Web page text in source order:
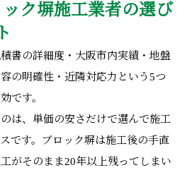
ク塀施工業者の選び
書の詳細度・大阪市内実績・地盤
の明確性・近隣対応力という5つ
です。
は、単価の安さだけで選んで施工
です。ブロック塀は施工後の手直
がそのまま20年以上残ってしまい